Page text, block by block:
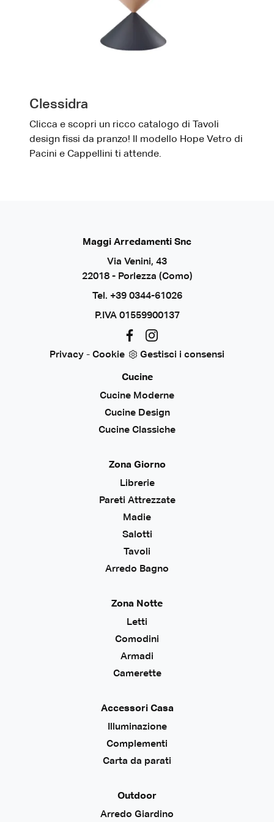
Clessidra
Clicca e scopri un ricco catalogo di Tavoli
design fissi da pranzo! Il modello Hope Vetro di
Pacini e Cappellini ti attende.
Maggi Arredamenti Snc
Via Venini, 43
22018 - Porlezza (Como)
Tel. +39 0344-61026
P.IVA 01559900137
Privacy - Cookie Gestisci i consensi
Cucine
Cucine Moderne
Cucine Design
Cucine Classiche
Zona Giorno
Librerie
Pareti Attrezzate
Madie
Salotti
Tavoli
Arredo Bagno
Zona Notte
Letti
Comodini
Armadi
Camerette
Accessori Casa
Illuminazione
Complementi
Carta da parati
Outdoor
Arredo Giardino